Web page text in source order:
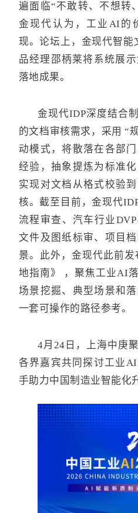
遍面临“不敢转、不想转
金现代认为，工业AI的
现。论坛上，金现代智能
品经理邵柄莱将系统展
落地成果。
金现代IDP深度结合
的文档审核需求，采用 “
动模式，将散落在各部
经验，抽象提炼为标准
实现对文档从格式校验
核。截至目前，金现代
流程审查、汽车行业
文件及图纸标审、项目
景。
此外，金现代此前
地指南》 ，聚焦工业AI
场景挖掘、典型场景和
一套可操作的路径参考。
4月24日，上海中庚
各界嘉宾共同探讨工业
手助力中国制造业智能化